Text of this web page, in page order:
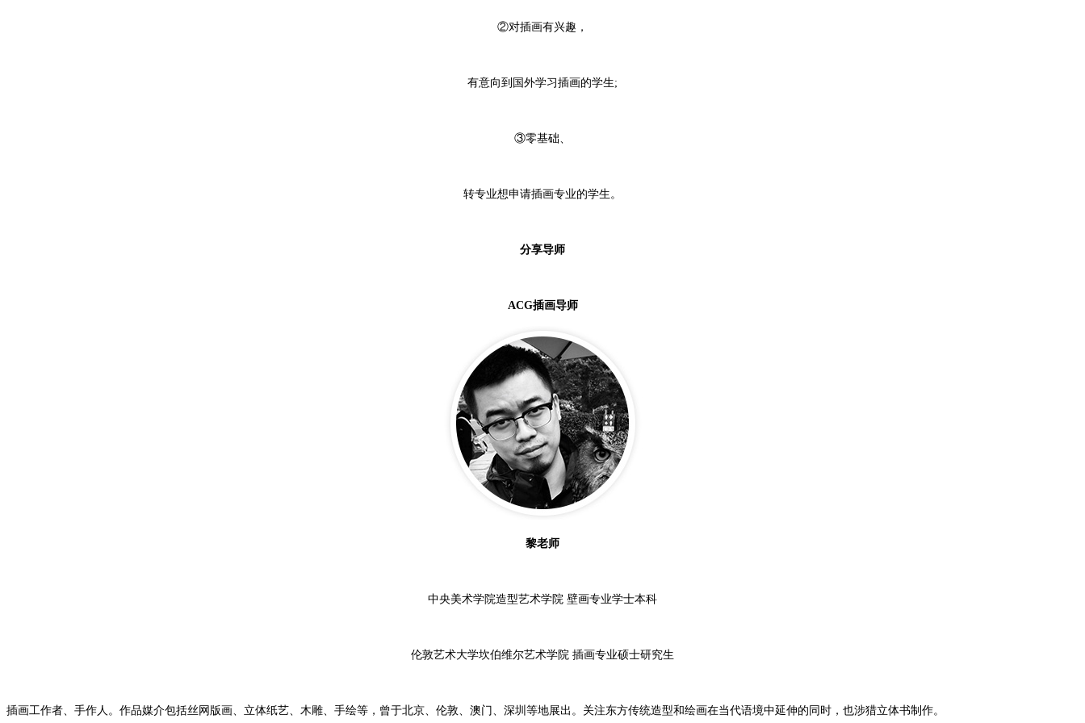
②对插画有兴趣，
有意向到国外学习插画的学生;
③零基础、
转专业想申请插画专业的学生。
分享导师
ACG插画导师
黎老师
中央美术学院造型艺术学院 壁画专业学士本科
伦敦艺术大学坎伯维尔艺术学院 插画专业硕士研究生
插画工作者、手作人。作品媒介包括丝网版画、立体纸艺、木雕、手绘等，曾于北京、伦敦、澳门、深圳等地展出。关注东方传统造型和绘画在当代语境中延伸的同时，也涉猎立体书制作。